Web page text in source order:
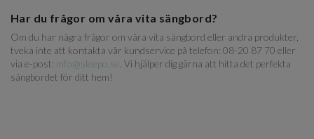
Har du frågor om våra vita sängbord?
Om du har några frågor om våra vita sängbord eller andra produkter,
tveka inte att kontakta vår kundservice på telefon: 08-20 87 70 eller
via e-post: info@sleepo.se . Vi hjälper dig gärna att hitta det perfekta
sängbordet för ditt hem!